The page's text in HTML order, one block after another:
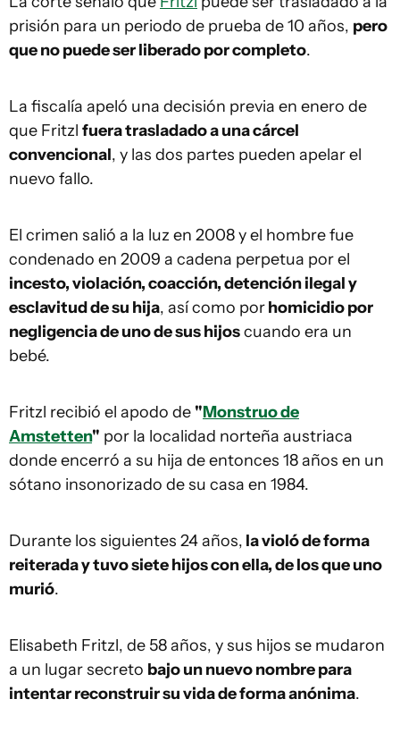
prisión para un periodo de prueba de 10 años, pero
que no puede ser liberado por completo.
La fiscalía apeló una decisión previa en enero de
que Fritzl fuera trasladado a una cárcel
convencional, y las dos partes pueden apelar el
nuevo fallo.
El crimen salió a la luz en 2008 y el hombre fue
condenado en 2009 a cadena perpetua por el
incesto, violación, coacción, detención ilegal y
esclavitud de su hija, así como porhomicidio por
negligencia de uno de sus hijoscuando era un
bebé.
Fritzl recibió el apodo de "Monstruo de
Amstetten" por la localidad norteña austriaca
donde encerró a su hija de entonces 18 años en un
sótano insonorizado de su casa en 1984.
Durante los siguientes 24 años, la violó de forma
reiterada y tuvo siete hijos con ella, de los que uno
murió.
Elisabeth Fritzl, de 58 años, y sus hijos se mudaron
a un lugar secreto bajo un nuevo nombre para
intentar reconstruir su vida de forma anónima.